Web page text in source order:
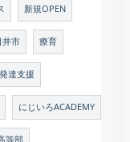
新規OPEN
井市 療育
達支援
にじいろACADEMY